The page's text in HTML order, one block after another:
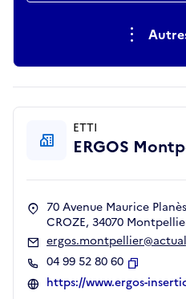
ETTI
ERGOS
70 Avenue Maurice
CROZE, 34070
04 99 52 80 60
Copier
https://www.ergos-